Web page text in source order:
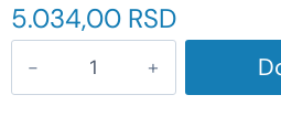
5.034,00 RSD